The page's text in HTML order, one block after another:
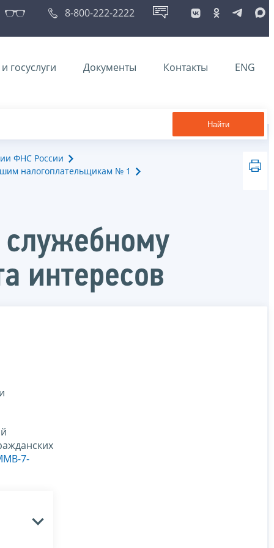
8-800-222-2222
госуслуги Документы Контакты ENG
Найти
ФНС России
налогоплательщикам № 1
интересов
7-